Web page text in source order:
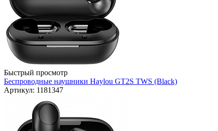
Быстрый просмотр
Беспроводные наушники Haylou GT2S TWS (Black)
Артикул: 1181347